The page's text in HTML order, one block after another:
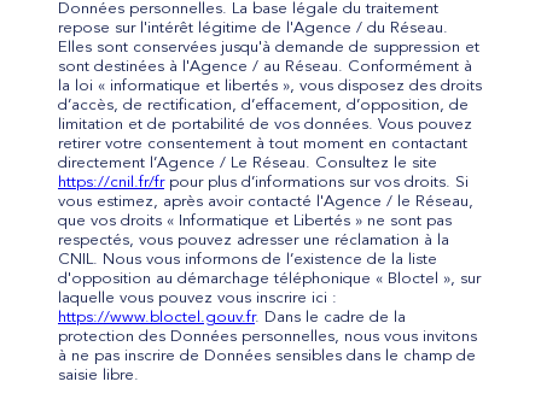
Données personnelles. La base légale du traitement
repose sur l'intérêt légitime de l'Agence / du Réseau.
Elles sont conservées jusqu'à demande de suppression et
sont destinées à l'Agence / au Réseau. Conformément à
la loi « informatique et libertés », vous disposez des droits
d’accès, de rectification, d’effacement, d’opposition, de
limitation et de portabilité de vos données. Vous pouvez
retirer votre consentement à tout moment en contactant
directement l’Agence / Le Réseau. Consultez le site
https://cnil.fr/frpour plus d’informations sur vos droits. Si
vous estimez, après avoir contacté l'Agence / le Réseau,
que vos droits « Informatique et Libertés » ne sont pas
respectés, vous pouvez adresser une réclamation à la
CNIL. Nous vous informons de l’existence de la liste
d'opposition au démarchage téléphonique « Bloctel », sur
laquelle vous pouvez vous inscrire ici :
https://www.bloctel.gouv.fr. Dans le cadre de la
protection des Données personnelles, nous vous invitons
à ne pas inscrire de Données sensibles dans le champ de
saisie libre.